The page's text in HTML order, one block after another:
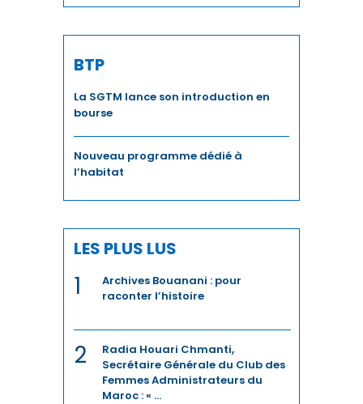
BTP
La SGTM lance son introduction en
bourse
Nouveau programme dédié à
l’habitat
LES PLUS LUS
1
Archives Bouanani : pour
raconter l’histoire
2
Radia Houari Chmanti,
Secrétaire Générale du Club des
Femmes Administrateurs du
Maroc : « ...